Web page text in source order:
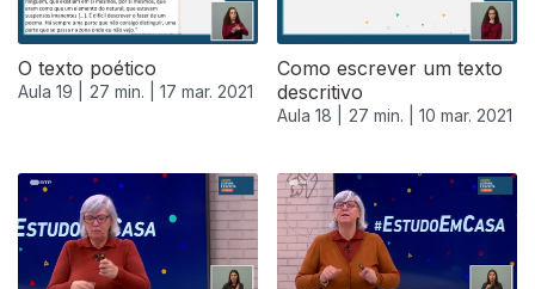
O texto poético
Aula 19 | 27 min. | 17 mar. 2021
Como escrever um texto
descritivo
Aula 18 | 27 min. | 10 mar. 2021